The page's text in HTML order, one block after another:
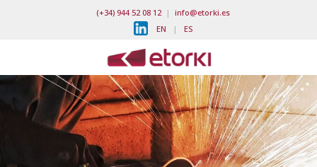
(+34) 944 52 08 12| info@etorki.es
EN | ES